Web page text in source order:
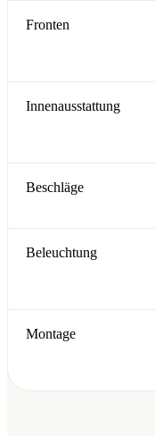
Fronten
Innenausstattung
Beschläge
Beleuchtung
Montage